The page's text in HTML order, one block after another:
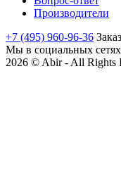
Производители
+7 (495) 960-96-36
Мы в социальных
2026 © Abir - All Rights